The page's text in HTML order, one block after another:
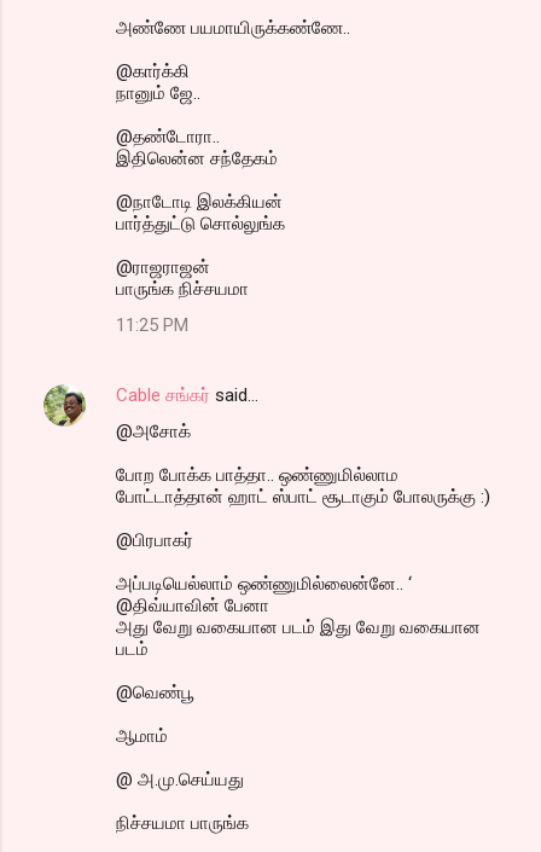
அண்ணே பயமாயிருக்கண்ணே..
@கார்க்கி
நானும் ஜே..
@தண்டோரா..
இதிலென்ன சந்தேகம்
@நாடோடி இலக்கியன்
பார்த்துட்டு சொல்லுங்க
@ராஜராஜன்
பாருங்க நிச்சயமா
11:25 PM
Cable சங்கர் said…
@அசோக்
போற போக்க பாத்தா.. ஒண்ணுமில்லாம
போட்டாத்தான் ஹாட் ஸ்பாட் சூடாகும் போலருக்கு :)
@பிரபாகர்
அப்படியெல்லாம் ஒண்ணுமில்லைன்னே.. ‘
@திவ்யாவின் பேனா
அது வேறு வகையான படம் இது வேறு வகையான
படம்
@வெண்பூ
ஆமாம்
@ அ.மு.செய்யது
நிச்சயமா பாருங்க